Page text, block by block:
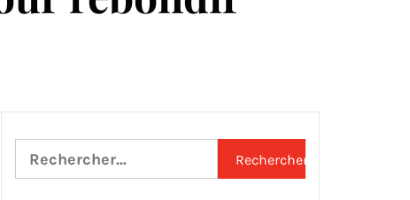
Rechercher :